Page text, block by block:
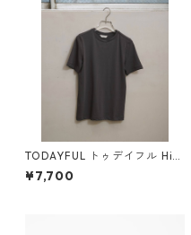
TODAYFUL トゥデイフル Hig
hgauge Compact T-shirts
(C/GRY) 12610604
¥7,700